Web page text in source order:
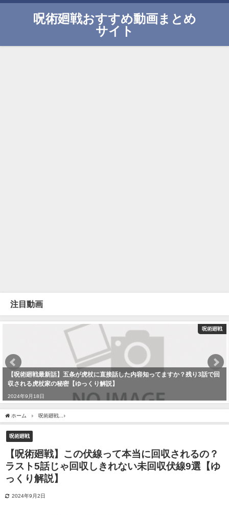
呪術廻戦おすすめ動画まとめ
サイト
注目動画
呪術廻戦
【呪術廻戦最新話】五条が虎杖に直接話した内容知ってますか？残り3話で回
収される虎杖家の秘密【ゆっくり解説】
2024年9月18日
ホーム 呪術廻戦
呪術廻戦
【呪術廻戦】この伏線って本当に回収されるの？
ラスト5話じゃ回収しきれない未回収伏線9選【ゆ
っくり解説】
2024年9月2日